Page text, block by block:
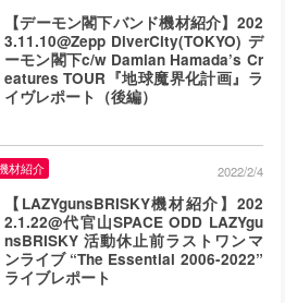
【デーモン閣下バンド機材紹介】202
3.11.10@Zepp DiverCity(TOKYO) デ
ーモン閣下c/w Damian Hamada’s Cr
eatures TOUR『地球魔界化計画』ラ
イヴレポート（後編）
【LAZYgunsBRISKY機材紹介】202
2.1.22@代官山SPACE ODD LAZYgu
nsBRISKY 活動休止前ラストワンマ
ンライブ “The Essential 2006-2022”
ライブレポート
材紹介 2022/2/4